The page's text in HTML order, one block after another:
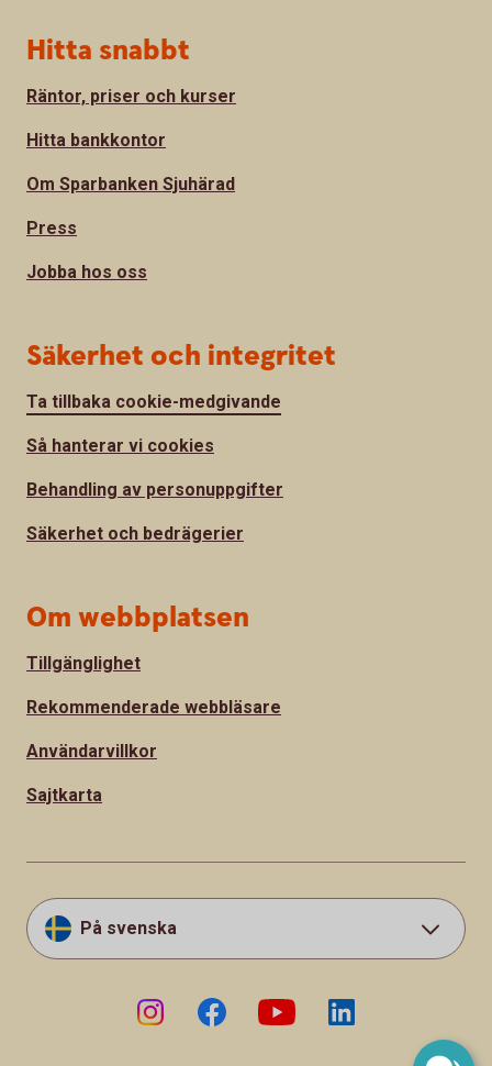
Hitta snabbt
Räntor, priser och kurser
Hitta bankkontor
Om Sparbanken Sjuhärad
Press
Jobba hos oss
Säkerhet och integritet
Ta tillbaka cookie-medgivande
Så hanterar vi cookies
Behandling av personuppgifter
Säkerhet och bedrägerier
Om webbplatsen
Tillgänglighet
Rekommenderade webbläsare
Användarvillkor
Sajtkarta
På svenska